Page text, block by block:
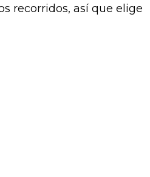
recorridos, así que elige